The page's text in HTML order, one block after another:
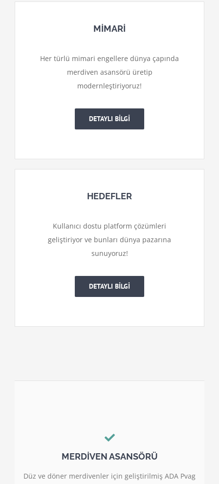
MİMARİ
Her türlü mimari engellere dünya çapında
merdiven asansörü üretip
modernleştiriyoruz!
DETAYLI BİLGİ
HEDEFLER
Kullanıcı dostu platform çözümleri
geliştiriyor ve bunları dünya pazarına
sunuyoruz!
DETAYLI BİLGİ
MERDİVEN ASANSÖRÜ
Düz ve döner merdivenler için geliştirilmiş ADA Pvag